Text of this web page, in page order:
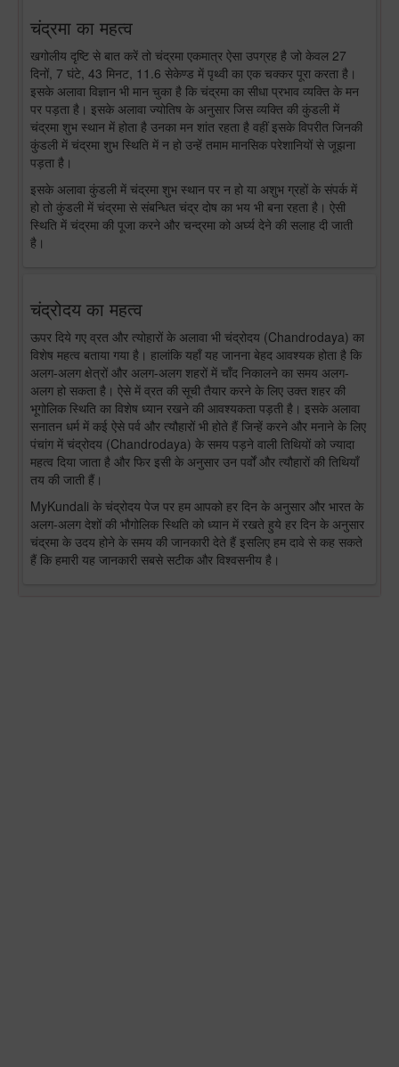
चंद्रमा का महत्व
खगोलीय दृष्टि से बात करें तो चंद्रमा एकमात्र ऐसा उपग्रह है जो केवल 27
दिनों, 7 घंटे, 43 मिनट, 11.6 सेकेण्ड में पृथ्वी का एक चक्कर पूरा करता है।
इसके अलावा विज्ञान भी मान चुका है कि चंद्रमा का सीधा प्रभाव व्यक्ति के मन
पर पड़ता है। इसके अलावा ज्योतिष के अनुसार जिस व्यक्ति की कुंडली में
चंद्रमा शुभ स्थान में होता है उनका मन शांत रहता है वहीं इसके विपरीत जिनकी
कुंडली में चंद्रमा शुभ स्थिति में न हो उन्हें तमाम मानसिक परेशानियों से जूझना
पड़ता है।
इसके अलावा कुंडली में चंद्रमा शुभ स्थान पर न हो या अशुभ ग्रहों के संपर्क में
हो तो कुंडली में चंद्रमा से संबन्धित चंद्र दोष का भय भी बना रहता है। ऐसी
स्थिति में चंद्रमा की पूजा करने और चन्द्रमा को अर्घ्य देने की सलाह दी जाती
है।
चंद्रोदय का महत्व
ऊपर दिये गए व्रत और त्योहारों के अलावा भी चंद्रोदय (Chandrodaya) का
विशेष महत्व बताया गया है। हालांकि यहाँ यह जानना बेहद आवश्यक होता है कि
अलग-अलग क्षेत्रों और अलग-अलग शहरों में चाँद निकालने का समय अलग-
अलग हो सकता है। ऐसे में व्रत की सूची तैयार करने के लिए उक्त शहर की
भूगोलिक स्थिति का विशेष ध्यान रखने की आवश्यकता पड़ती है। इसके अलावा
सनातन धर्म में कई ऐसे पर्व और त्यौहारों भी होते हैं जिन्हें करने और मनाने के लिए
पंचांग में चंद्रोदय (Chandrodaya) के समय पड़ने वाली तिथियों को ज्यादा
महत्व दिया जाता है और फिर इसी के अनुसार उन पर्वों और त्यौहारों की तिथियाँ
तय की जाती हैं।
MyKundali के चंद्रोदय पेज पर हम आपको हर दिन के अनुसार और भारत के
अलग-अलग देशों की भौगोलिक स्थिति को ध्यान में रखते हुये हर दिन के अनुसार
चंद्रमा के उदय होने के समय की जानकारी देते हैं इसलिए हम दावे से कह सकते
हैं कि हमारी यह जानकारी सबसे सटीक और विश्वसनीय है।